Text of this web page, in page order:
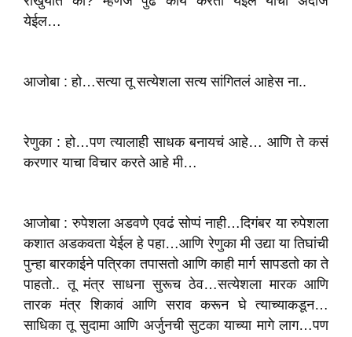
येईल…
आजोबा : हो…सत्या तू सत्येशला सत्य सांगितलं आहेस ना..
रेणुका : हो…पण त्यालाही साधक बनायचं आहे… आणि ते कसं
करणार याचा विचार करते आहे मी…
आजोबा : रुपेशला अडवणे एवढं सोप्पं नाही…दिगंबर या रुपेशला
कशात अडकवता येईल हे पहा…आणि रेणुका मी उद्या या तिघांची
पुन्हा बारकाईने पत्रिका तपासतो आणि काही मार्ग सापडतो का ते
पाहतो.. तू मंत्र साधना सुरूच ठेव…सत्येशला मारक आणि
तारक मंत्र शिकावं आणि सराव करून घे त्याच्याकडून…
साधिका तू सुदामा आणि अर्जुनची सुटका याच्या मागे लाग…पण